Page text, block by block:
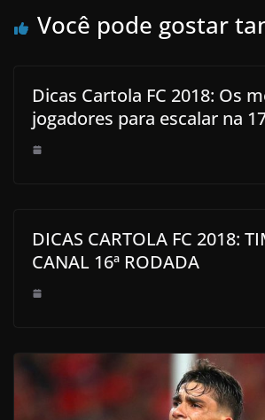
Você pode gostar
Dicas Cartola FC 2018: Os
jogadores para escalar na
DICAS CARTOLA FC 2018:
CANAL 16ª RODADA